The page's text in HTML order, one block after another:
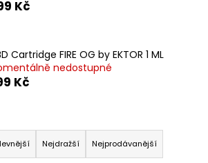
Kč
Cartridge FIRE OG by EKTOR 1 ML
nedostupné
Kč
Nejdražší Nejprodávanější
HLEDAT